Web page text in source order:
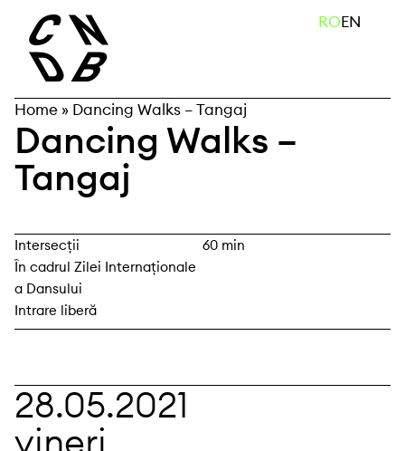
content
caută ROEN
Home » Dancing Walks – Tangaj
Dancing Walks –
Tangaj
Intersecții
În cadrul Zilei Internaționale
a Dansului
Intrare liberă
60 min
28.05.2021